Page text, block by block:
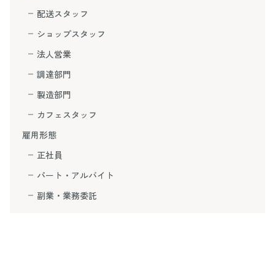
配送スタッフ
ショップスタッフ
法人営業
調達部門
製造部門
カフェスタッフ
雇用形態
正社員
パート・アルバイト
副業・業務委託